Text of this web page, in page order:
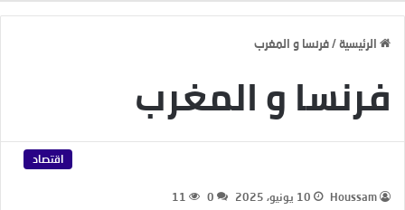
الرئيسية/فرنسا و المغرب
فرنسا و المغرب
اقتصاد
Houssam 10 يونيو، 2025 0
11